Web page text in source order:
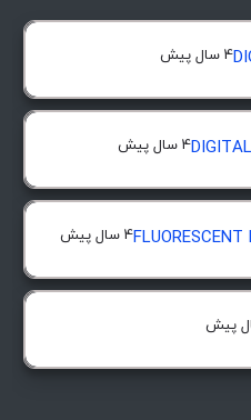
4 سال پیش
4 سال پیش
4 سال پیش